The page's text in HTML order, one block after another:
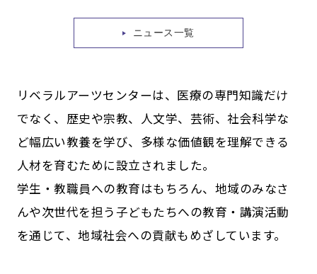
ニュース一覧
リベラルアーツセンターは、医療の専門知識だけ
でなく、歴史や宗教、人文学、芸術、社会科学な
ど幅広い教養を学び、多様な価値観を理解できる
人材を育むために設立されました。
学生・教職員への教育はもちろん、地域のみなさ
んや次世代を担う子どもたちへの教育・講演活動
を通じて、地域社会への貢献もめざしています。